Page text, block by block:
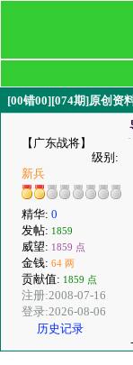
[00错00][074期]原创
【广东战将】
级别:
新兵
精华: 0
发帖: 1859
威望: 1859 点
金钱: 64 两
贡献值: 1859 点
注册:2008-07-16
登录:2026-08-06
历史记录